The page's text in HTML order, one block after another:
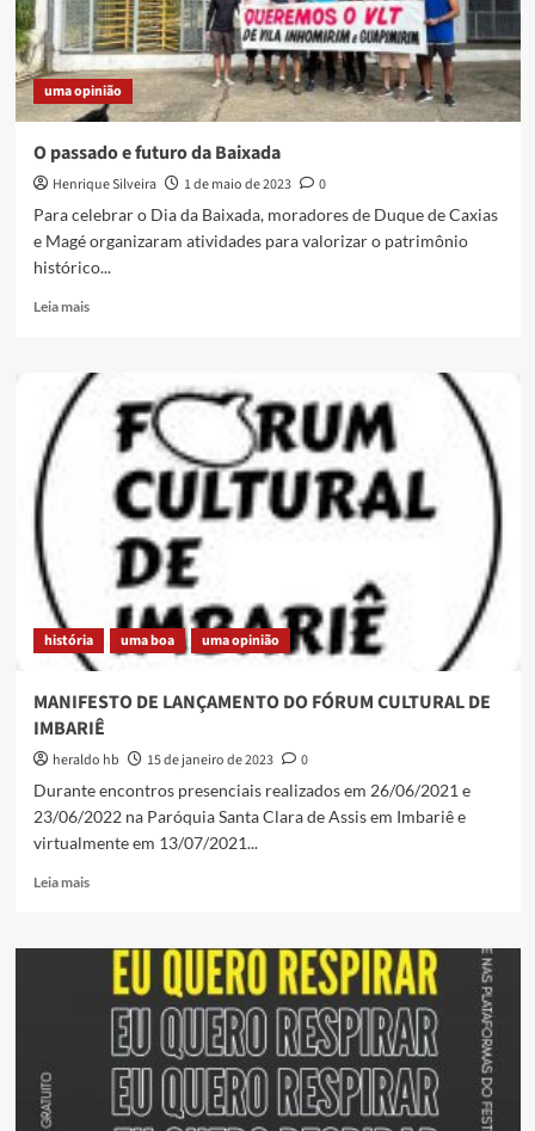
uma opinião
O passado e futuro da Baixada
Henrique Silveira 1 de maio de 2023
0
Para celebrar o Dia da Baixada, moradores de Duque de Caxias
e Magé organizaram atividades para valorizar o patrimônio
histórico...
Leia maisRead
O
passado
futuro
Baixada
história uma boa uma opinião
MANIFESTO DE LANÇAMENTO DO FÓRUM CULTURAL DE
IMBARIÊ
heraldo hb 15 de janeiro de 2023
0
Durante encontros presenciais realizados em 26/06/2021 e
23/06/2022 na Paróquia Santa Clara de Assis em Imbariê e
virtualmente em 13/07/2021...
Leia maisRead
MANIFESTO
LANÇAMENTO
FÓRUM
CULTURAL
IMBARIÊ